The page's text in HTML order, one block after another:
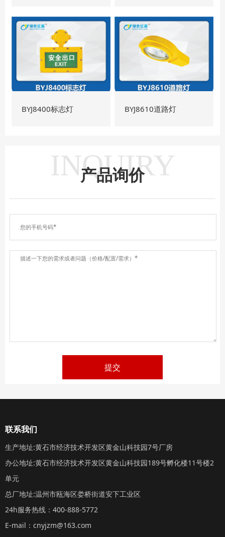
BYJ8400标志灯 BYJ8610道路灯
INQUIRY
产品询价
提交
联系我们
生产地址:黄石市经济技术开发区黄金山科技园7号厂房
办公地址:黄石市经济技术开发区黄金山科技园189号孵化楼11号楼2
单元
总厂地址:温州市瓯海区娄桥街道安下工业区
24h服务热线：400-888-5772
E-mail：cnyjzm@163.com